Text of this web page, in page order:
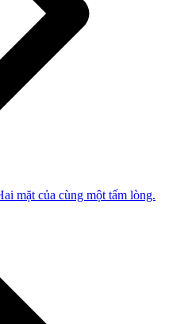
mặt của cùng một tấm lòng.